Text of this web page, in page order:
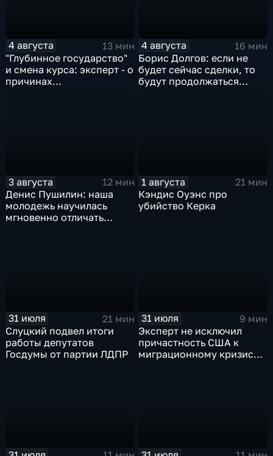
4 августа
13 мин
"Глубинное государство"
и смена курса: эксперт - о
причинах
4 августа
16 мин
Борис Долгов: если не
будет сейчас сделки, то
будут продолжаться
3 августа
12 мин
Денис Пушилин: наша
молодежь научилась
мгновенно отличать
1 августа
21 мин
Кэндис Оуэнс про
убийство Керка
31 июля
21 мин
Слуцкий подвел итоги
работы депутатов
Госдумы от партии ЛДПР
31 июля
9 мин
Эксперт не исключил
причастность США к
миграционному кризису в